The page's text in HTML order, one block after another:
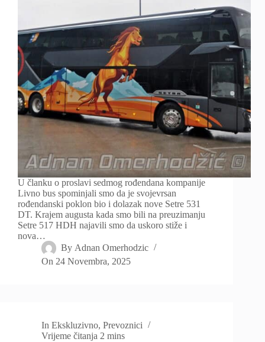
U članku o proslavi sedmog rođendana kompanije
Livno bus spominjali smo da je svojevrsan
rođendanski poklon bio i dolazak nove Setre 531
DT. Krajem augusta kada smo bili na preuzimanju
Setre 517 HDH najavili smo da uskoro stiže i
nova…
By Adnan Omerhodzic
On 24 Novembra, 2025
In Ekskluzivno,Prevoznici
Vrijeme čitanja 2 mins